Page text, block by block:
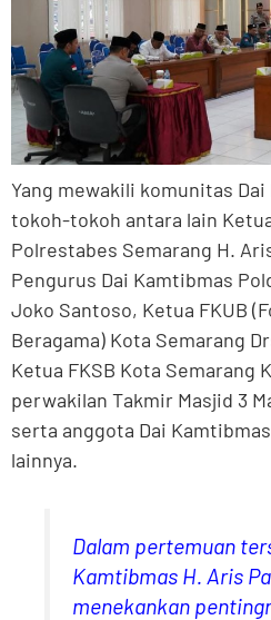
Yang mewakili komunitas
tokoh-tokoh antara lain
Polrestabes Semarang H.
Pengurus Dai Kamtibmas
Joko Santoso, Ketua FKUB
Beragama) Kota Semarang
Ketua FKSB Kota Semarang
perwakilan Takmir Masjid 3
serta anggota Dai
lainnya.
Dalam pertemuan
Kamtibmas H. Aris
menekankan